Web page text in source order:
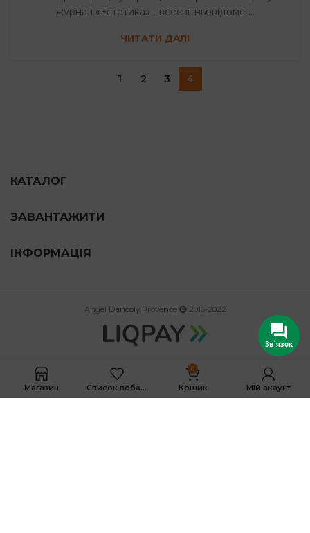
журнал «Естетика» - всесвітньовідоме ...
ЧИТАТИ ДАЛІ
1 2 3 4
КАТАЛОГ
ЗАВАНТАЖИТИ
ІНФОРМАЦІЯ
Angel Dancoly Provence 2016-2022
Магазин Список побажань
0
Кошик Мій акаунт
Зв`язок